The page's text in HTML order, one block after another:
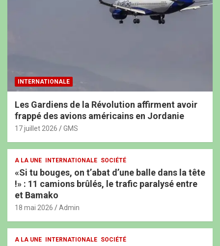
INTERNATIONALE
Les Gardiens de la Révolution affirment avoir
frappé des avions américains en Jordanie
17 juillet 2026 GMS
A LA UNE INTERNATIONALE SOCIÉTÉ
«Si tu bouges, on t’abat d’une balle dans la tête
!» : 11 camions brûlés, le trafic paralysé entre
et Bamako
18 mai 2026 Admin
A LA UNE INTERNATIONALE SOCIÉTÉ